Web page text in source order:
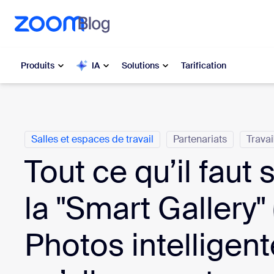
contenu principal
au chat d’aide
Produits IA Solutions Tarification
Zoom Workplace
Services Zoom pour les
Zoom CX
Zoom AI
Les
Catégories
Salles et espaces de travail Partenariats
Tout ce qu’il faut
la "Smart
Photos